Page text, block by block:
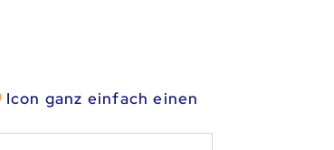
Icon ganz einfach einen